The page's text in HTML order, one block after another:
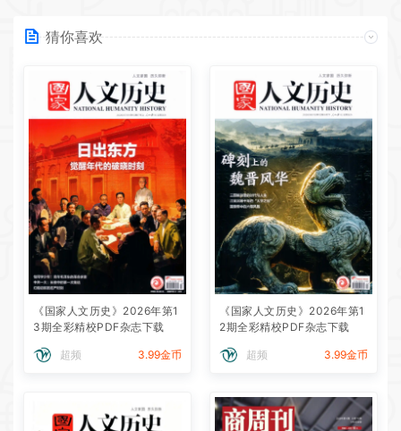
猜你喜欢
《国家人文历史》2026年第1
3期全彩精校PDF杂志下载
超频 3.99金币
《国家人文历史》2026年第1
2期全彩精校PDF杂志下载
超频 3.99金币